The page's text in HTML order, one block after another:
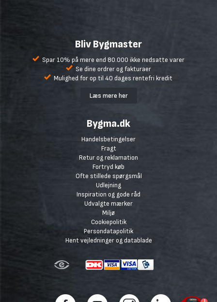
Bliv Bygmaster
Spar 10% på mere end 80.000 ikke nedsatte varer
Se dine ordrer og fakturaer
Mulighed for op til 40 dages rentefri kredit
Læs mere her
Bygma.dk
Handelsbetingelser
Fragt
Retur og reklamation
Fortryd køb
Ofte stillede spørgsmål
Udlejning
Inspiration og gode råd
Udvalgte mærker
Miljø
Cookiepolitik
Persondatapolitik
Hent vejledninger og datablade